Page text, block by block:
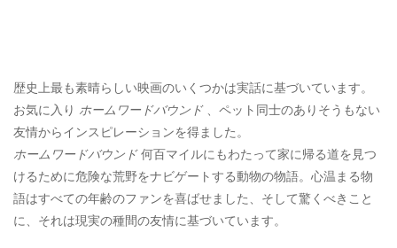
歴史上最も素晴らしい映画のいくつかは実話に基づいています。
お気に入り ホームワードバウンド、ペット同士のありそうもない
友情からインスピレーションを得ました。
ホームワードバウンド何百マイルにもわたって家に帰る道を見つ
けるために危険な荒野をナビゲートする動物の物語。心温まる物
語はすべての年齢のファンを喜ばせました、そして驚くべきこと
に、それは現実の種間の友情に基づいています。